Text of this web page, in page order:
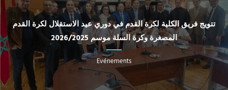
تتويج فريق الكلية لكرة القدم في دوري عيد الاستقلال لكرة القدم
المصغرة وكرة السلة موسم 2026/2025
Evénements